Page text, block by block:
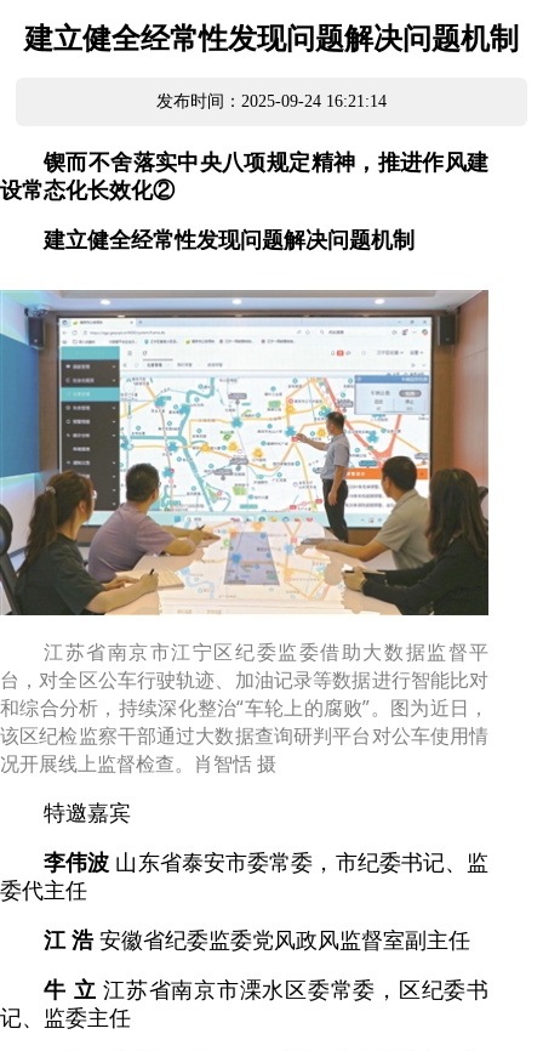
建立健全经常性发现问题解决问题机制
发布时间：2025-09-24 16:21:14
锲而不舍落实中央八项规定精神，推进作风建
设常态化长效化②
建立健全经常性发现问题解决问题机制
江苏省南京市江宁区纪委监委借助大数据监督平
台，对全区公车行驶轨迹、加油记录等数据进行智能比对
和综合分析，持续深化整治“车轮上的腐败”。图为近日，
该区纪检监察干部通过大数据查询研判平台对公车使用情
况开展线上监督检查。肖智恬 摄
特邀嘉宾
李伟波 山东省泰安市委常委，市纪委书记、监
委代主任
江 浩安徽省纪委监委党风政风监督室副主任
牛 立 江苏省南京市溧水区委常委，区纪委书
记、监委主任